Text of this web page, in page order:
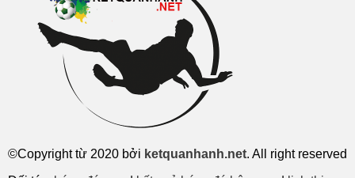
©Copyright từ 2020 bởi ketquanhanh.net. All right reserved